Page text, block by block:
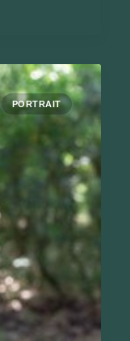
PORTRAIT